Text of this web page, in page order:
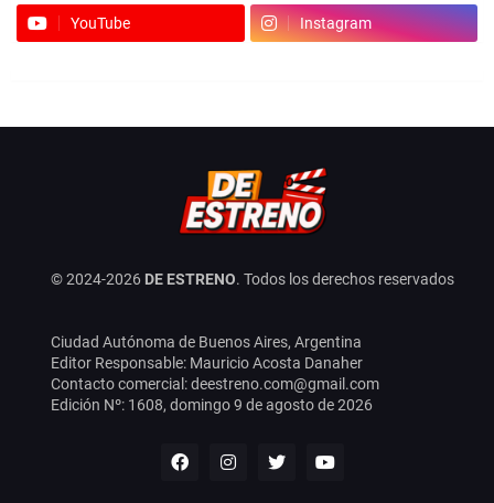
YouTube Instagram
© 2024-2026 DE ESTRENO. Todos los derechos reservados
Ciudad Autónoma de Buenos Aires, Argentina
Editor Responsable: Mauricio Acosta Danaher
Contacto comercial: deestreno.com@gmail.com
Edición Nº: 1608, domingo 9 de agosto de 2026